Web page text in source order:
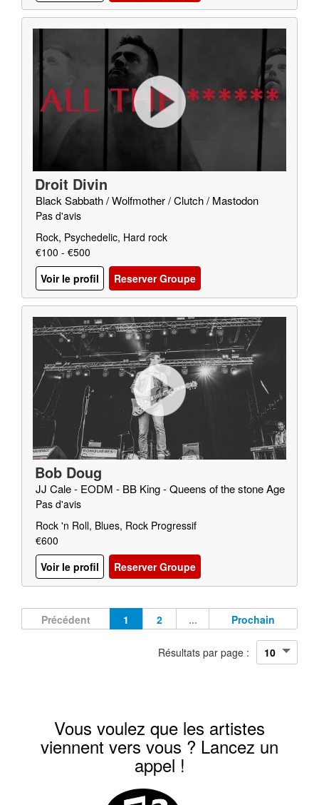
Droit Divin
Black Sabbath / Wolfmother / Clutch / Mastodon
Pas d'avis
Rock, Psychedelic, Hard rock
€100 - €500
Voir le profil
Reserver Groupe
Bob Doug
JJ Cale - EODM - BB King - Queens of the stone Age
Pas d'avis
Rock 'n Roll, Blues, Rock Progressif
€600
Voir le profil
Reserver Groupe
Précédent 1 2 ... Prochain
Résultats par page :
Vous voulez que les artistes
viennent vers vous ? Lancez un
appel !